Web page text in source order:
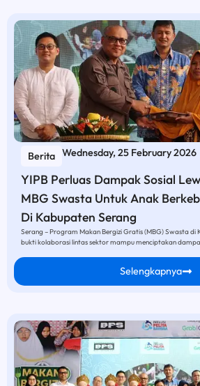
Berita Wednesday, 25 February 2026
YIPB Perluas Dampak Sosial
MBG Swasta Untuk Anak
Di Kabupaten Serang
Serang – Program Makan Bergizi Gratis (MBG) Swasta di
bukti kolaborasi lintas sektor mampu menciptakan
Selengkapnya